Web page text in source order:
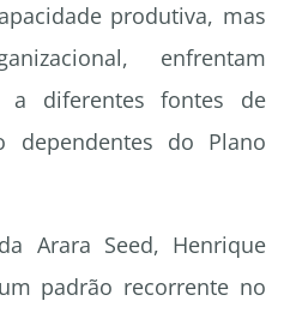
produtiva, mas
enfrentam
a diferentes fontes de
dependentes do Plano
Arara Seed, Henrique
padrão recorrente no